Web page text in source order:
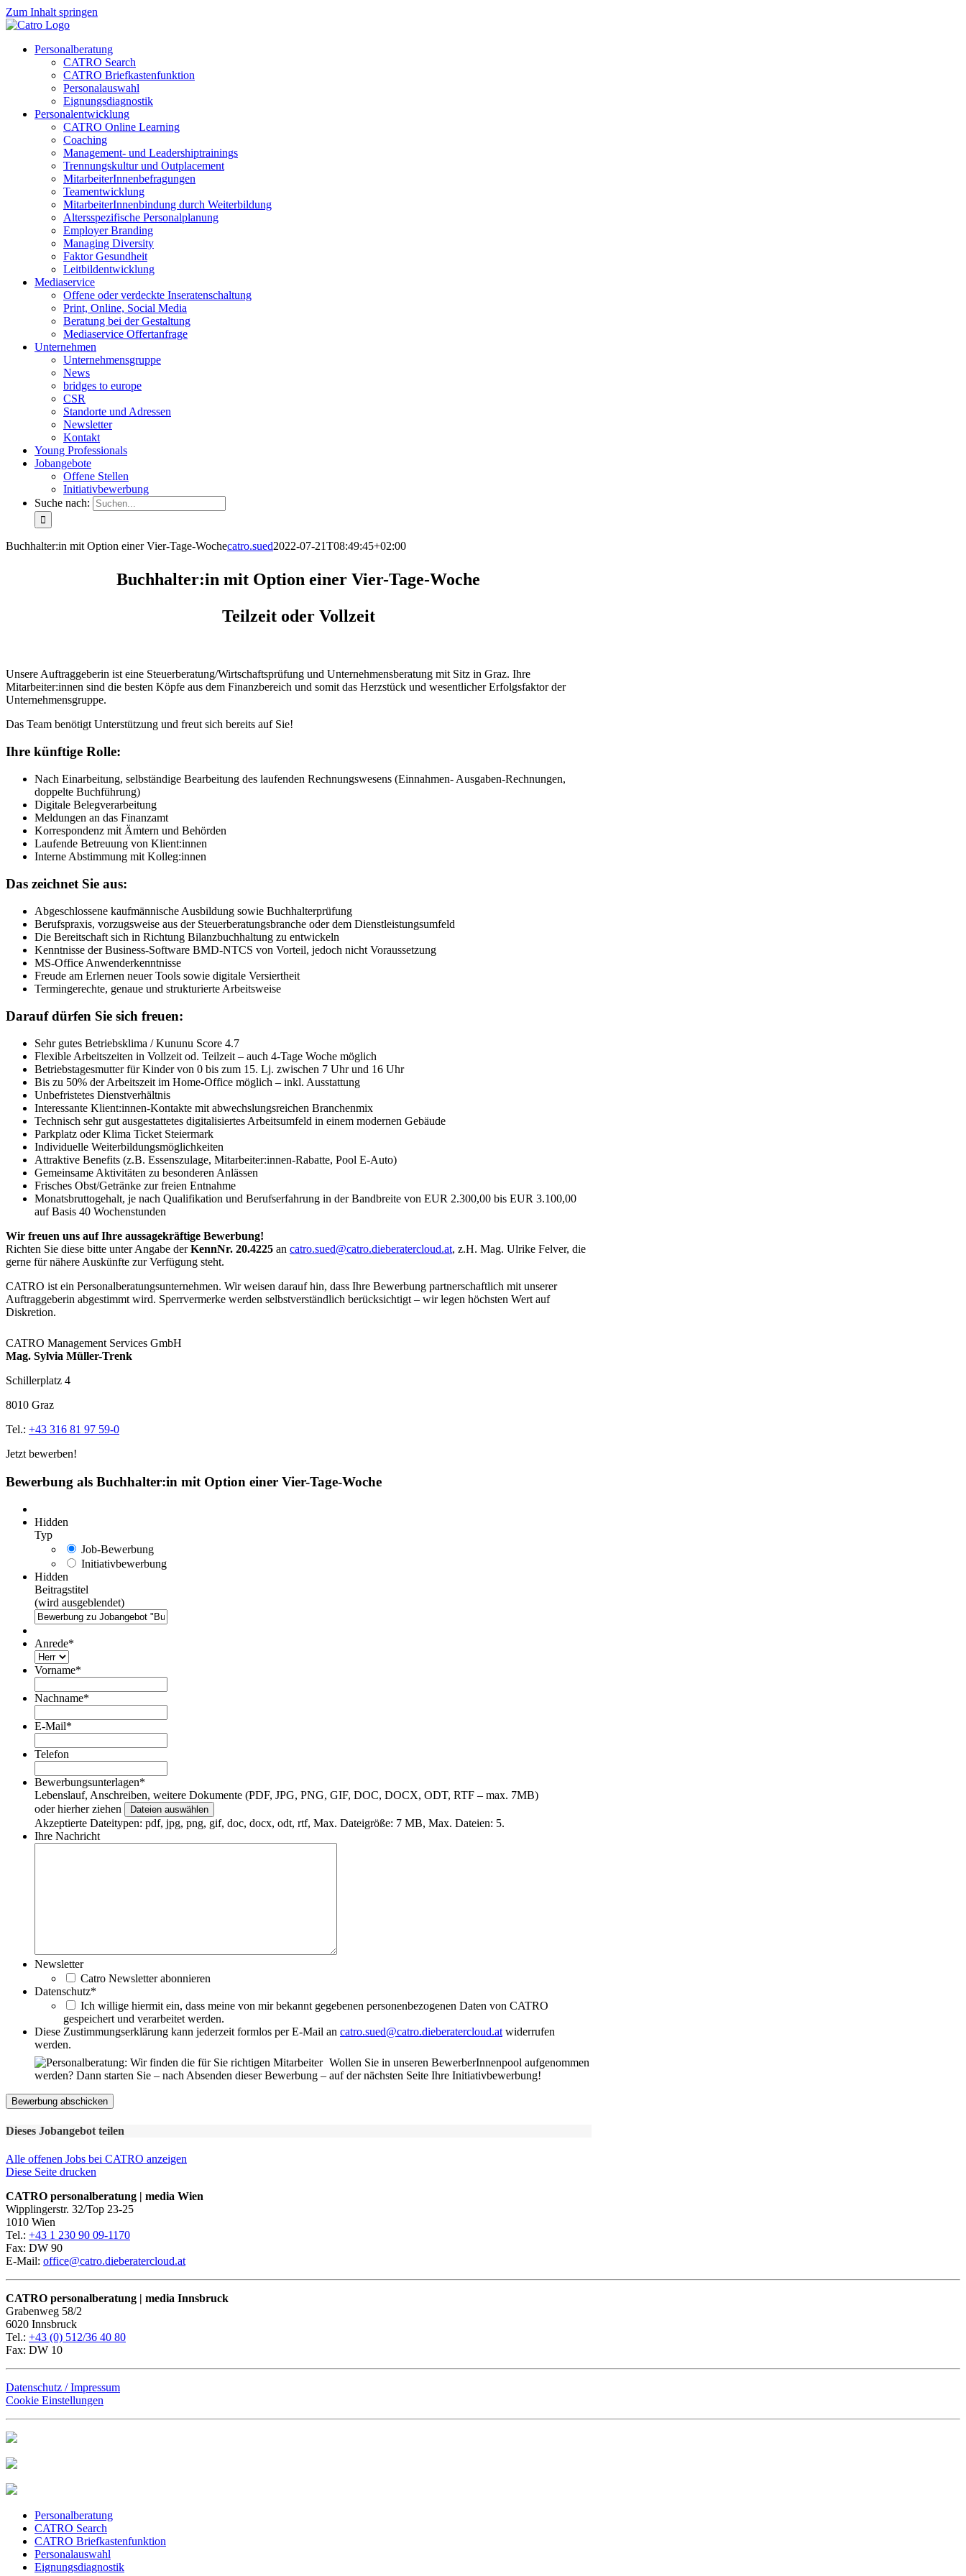
Zum Inhalt springen
Personalberatung
CATRO Search
CATRO Briefkastenfunktion
Personalauswahl
Eignungsdiagnostik
Personalentwicklung
CATRO Online Learning
Coaching
Management- und Leadershiptrainings
Trennungskultur und Outplacement
MitarbeiterInnenbefragungen
Teamentwicklung
MitarbeiterInnenbindung durch Weiterbildung
Altersspezifische Personalplanung
Employer Branding
Managing Diversity
Faktor Gesundheit
Leitbildentwicklung
Mediaservice
Offene oder verdeckte Inseratenschaltung
Print, Online, Social Media
Beratung bei der Gestaltung
Mediaservice Offertanfrage
Unternehmen
Unternehmensgruppe
News
bridges to europe
CSR
Standorte und Adressen
Newsletter
Kontakt
Young Professionals
Jobangebote
Offene Stellen
Initiativbewerbung
Suche nach:
Buchhalter:in mit Option einer Vier-Tage-Wochecatro.sued2022-07-21T08:49:45+02:00
Buchhalter:in mit Option einer Vier-Tage-Woche
Teilzeit oder Vollzeit
Unsere Auftraggeberin ist eine Steuerberatung/Wirtschaftsprüfung und Unternehmensberatung mit Sitz in Graz. Ihre
Mitarbeiter:innen sind die besten Köpfe aus dem Finanzbereich und somit das Herzstück und wesentlicher Erfolgsfaktor der
Unternehmensgruppe.
Das Team benötigt Unterstützung und freut sich bereits auf Sie!
Ihre künftige Rolle:
Nach Einarbeitung, selbständige Bearbeitung des laufenden Rechnungswesens (Einnahmen- Ausgaben-Rechnungen,
doppelte Buchführung)
Digitale Belegverarbeitung
Meldungen an das Finanzamt
Korrespondenz mit Ämtern und Behörden
Laufende Betreuung von Klient:innen
Interne Abstimmung mit Kolleg:innen
Das zeichnet Sie aus:
Abgeschlossene kaufmännische Ausbildung sowie Buchhalterprüfung
Berufspraxis, vorzugsweise aus der Steuerberatungsbranche oder dem Dienstleistungsumfeld
Die Bereitschaft sich in Richtung Bilanzbuchhaltung zu entwickeln
Kenntnisse der Business-Software BMD-NTCS von Vorteil, jedoch nicht Voraussetzung
MS-Office Anwenderkenntnisse
Freude am Erlernen neuer Tools sowie digitale Versiertheit
Termingerechte, genaue und strukturierte Arbeitsweise
Darauf dürfen Sie sich freuen:
Sehr gutes Betriebsklima / Kununu Score 4.7
Flexible Arbeitszeiten in Vollzeit od. Teilzeit – auch 4-Tage Woche möglich
Betriebstagesmutter für Kinder von 0 bis zum 15. Lj. zwischen 7 Uhr und 16 Uhr
Bis zu 50% der Arbeitszeit im Home-Office möglich – inkl. Ausstattung
Unbefristetes Dienstverhältnis
Interessante Klient:innen-Kontakte mit abwechslungsreichen Branchenmix
Technisch sehr gut ausgestattetes digitalisiertes Arbeitsumfeld in einem modernen Gebäude
Parkplatz oder Klima Ticket Steiermark
Individuelle Weiterbildungsmöglichkeiten
Attraktive Benefits (z.B. Essenszulage, Mitarbeiter:innen-Rabatte, Pool E-Auto)
Gemeinsame Aktivitäten zu besonderen Anlässen
Frisches Obst/Getränke zur freien Entnahme
Monatsbruttogehalt, je nach Qualifikation und Berufserfahrung in der Bandbreite von EUR 2.300,00 bis EUR 3.100,00
auf Basis 40 Wochenstunden
Wir freuen uns auf Ihre aussagekräftige Bewerbung!
Richten Sie diese bitte unter Angabe derKennNr. 20.4225 an catro.sued@catro.dieberatercloud.at, z.H. Mag. Ulrike Felver, die
gerne für nähere Auskünfte zur Verfügung steht.
CATRO ist ein Personalberatungsunternehmen. Wir weisen darauf hin, dass Ihre Bewerbung partnerschaftlich mit unserer
Auftraggeberin abgestimmt wird. Sperrvermerke werden selbstverständlich berücksichtigt – wir legen höchsten Wert auf
Diskretion.
CATRO Management Services GmbH
Mag. Sylvia Müller-Trenk
Schillerplatz 4
8010 Graz
Tel.: +43 316 81 97 59-0
Jetzt bewerben!
Bewerbung als Buchhalter:in mit Option einer Vier-Tage-Woche
Hidden
Typ
Job-Bewerbung
Initiativbewerbung
Hidden
Beitragstitel
(wird ausgeblendet)
Anrede*
Vorname*
Nachname*
E-Mail*
Telefon
Bewerbungsunterlagen*
Lebenslauf, Anschreiben, weitere Dokumente (PDF, JPG, PNG, GIF, DOC, DOCX, ODT, RTF – max. 7MB)
oder hierher ziehen
Dateien auswählen
Akzeptierte Dateitypen: pdf, jpg, png, gif, doc, docx, odt, rtf, Max. Dateigröße: 7 MB, Max. Dateien: 5.
Ihre Nachricht
Newsletter
Catro Newsletter abonnieren
Datenschutz*
Ich willige hiermit ein, dass meine von mir bekannt gegebenen personenbezogenen Daten von CATRO
gespeichert und verarbeitet werden.
Diese Zustimmungserklärung kann jederzeit formlos per E-Mail an catro.sued@catro.dieberatercloud.atwiderrufen
werden.
Wollen Sie in unseren BewerberInnenpool aufgenommen
werden? Dann starten Sie – nach Absenden dieser Bewerbung – auf der nächsten Seite Ihre Initiativbewerbung!
Dieses Jobangebot teilen
Alle offenen Jobs bei CATRO anzeigen
Diese Seite drucken
CATRO personalberatung | media Wien
Wipplingerstr. 32/Top 23-25
1010 Wien
Tel.: +43 1 230 90 09-1170
Fax: DW 90
E-Mail: office@catro.dieberatercloud.at
CATRO personalberatung | media Innsbruck
Grabenweg 58/2
6020 Innsbruck
Tel.: +43 (0) 512/36 40 80
Fax: DW 10
Datenschutz / Impressum
Cookie Einstellungen
Personalberatung
CATRO Search
CATRO Briefkastenfunktion
Personalauswahl
Eignungsdiagnostik